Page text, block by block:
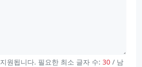
지원됩니다. 필요한 최소 글자 수:30 / 남